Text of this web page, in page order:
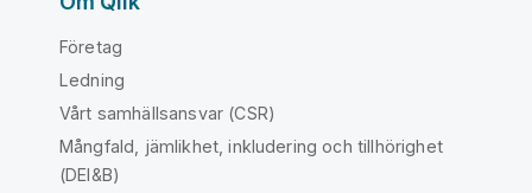
Företag
Ledning
Vårt samhällsansvar (CSR)
Mångfald, jämlikhet, inkludering och tillhörighet
(DEI&B)